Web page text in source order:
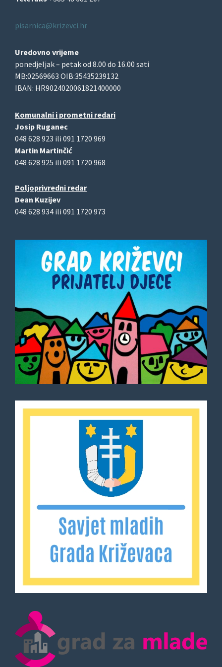
pisarnica@krizevci.hr
Uredovno vrijeme
ponedjeljak – petak od 8.00 do 16.00 sati
MB:02569663 OIB:35435239132
IBAN: HR9024020061821400000
Komunalni i prometni redari
Josip Ruganec
048 628 923 ili 091 1720 969
Martin Martinčić
048 628 925 ili 091 1720 968
Poljoprivredni redar
Dean Kuzijev
048 628 934 ili 091 1720 973